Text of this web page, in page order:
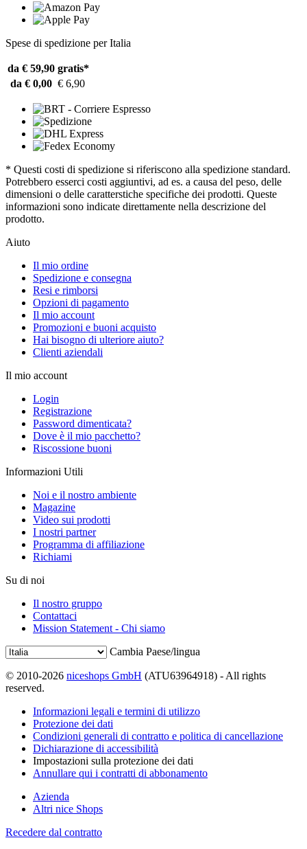
Spese di spedizione per Italia
da € 59,90 gratis*
da € 0,00 € 6,90
* Questi costi di spedizione si riferiscono alla spedizione standard.
Potrebbero esserci costi aggiuntivi, ad es. a causa del peso, delle
dimensioni o delle caratterstiche specifiche dei prodotti. Queste
informazioni sono indicate direttamente nella descrizione del
prodotto.
Aiuto
Il mio ordine
Spedizione e consegna
Resi e rimborsi
Opzioni di pagamento
Il mio account
Promozioni e buoni acquisto
Hai bisogno di ulteriore aiuto?
Clienti aziendali
Il mio account
Login
Registrazione
Password dimenticata?
Dove è il mio pacchetto?
Riscossione buoni
Informazioni Utili
Noi e il nostro ambiente
Magazine
Video sui prodotti
I nostri partner
Programma di affiliazione
Richiami
Su di noi
Il nostro gruppo
Contattaci
Mission Statement - Chi siamo
Cambia Paese/lingua
© 2010-2026 niceshops GmbH (ATU63964918) - All rights
reserved.
Informazioni legali e termini di utilizzo
Protezione dei dati
Condizioni generali di contratto e politica di cancellazione
Dichiarazione di accessibilità
Impostazioni sulla protezione dei dati
Annullare qui i contratti di abbonamento
Azienda
Altri nice Shops
Recedere dal contratto